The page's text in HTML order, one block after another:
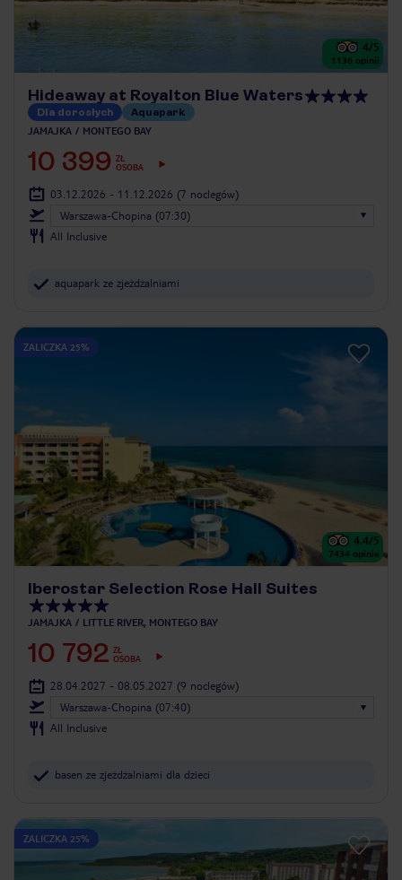
4/5
1136 opinii
Hideaway at Royalton Blue Waters
Dla dorosłych Aquapark
JAMAJKA MONTEGO BAY
10 399 ZŁ
OSOBA
03.12.2026 - 11.12.2026 (7 noclegów)
Warszawa-Chopina (07:30)
All Inclusive
aquapark ze zjeżdżalniami
ZALICZKA 25%
4.4/5
7434 opinie
Iberostar Selection Rose Hall Suites
JAMAJKA LITTLE RIVER, MONTEGO BAY
10 792 ZŁ
OSOBA
28.04.2027 - 08.05.2027 (9 noclegów)
Warszawa-Chopina (07:40)
All Inclusive
basen ze zjeżdżalniami dla dzieci
ZALICZKA 25%